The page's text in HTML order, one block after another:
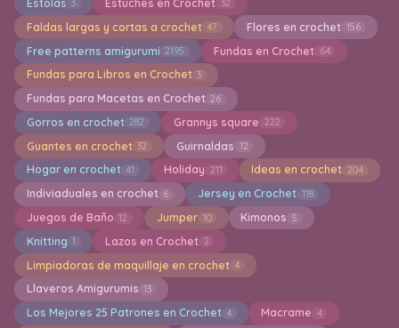
Estolas 3 Estuches en Crochet 32
Faldas largas y cortas a crochet 47 Flores en crochet 156
Free patterns amigurumi 2195 Fundas en Crochet 64
Fundas para Libros en Crochet 3
Fundas para Macetas en Crochet 26
Gorros en crochet 282 Grannys square 222
Guantes en crochet 32 Guirnaldas 12
Hogar en crochet 41 Holiday 211 Ideas en crochet 204
Indiviaduales en crochet 6 Jersey en Crochet 118
Juegos de Baño 12 Jumper 10 Kimonos 5
Knitting 1 Lazos en Crochet 2
Limpiadoras de maquillaje en crochet 4
Llaveros Amigurumis 13
Los Mejores 25 Patrones en Crochet 4 Macrame 4